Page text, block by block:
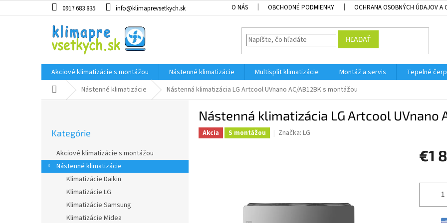
na
0917 683 835 info@klimaprevsetkych.sk O NÁS OBCHODNÉ PODMIENKY OCHRANA OSOBNÝCH ÚDAJOV A
HĽADAŤ
Akciové klimatizácie s montážou Nástenné klimatizácie Multisplit klimatizácie Montáž a servis Tepelné
DomovNástenné klimatizácie Nástenná klimatizácia LG Artcool UVnano AC/AB12BK s montážou
p
a
kategórie
Kategórie
Akciové klimatizácie s montážou
Nástenné klimatizácie
Klimatizácie Daikin
Klimatizácie LG
Klimatizácie Samsung
Klimatizácie Midea
Nástenná klimatizácia LG Artcool UVnano
Akcia S montážou Značka: LG
€1
cena: